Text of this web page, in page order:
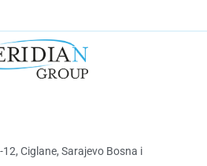
Ciglane, Sarajevo Bosna i